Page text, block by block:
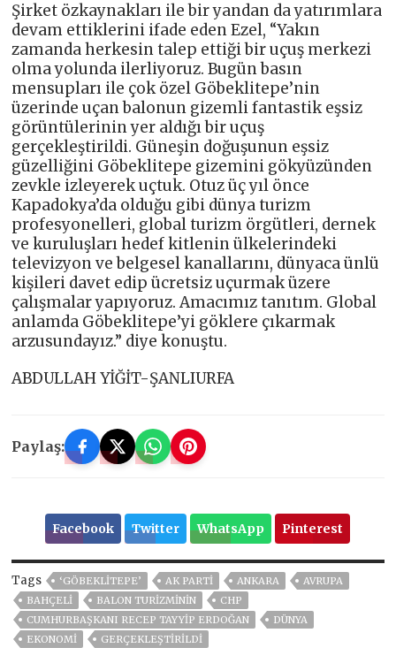
Şirket özkaynakları ile bir yandan da yatırımlara
devam ettiklerini ifade eden Ezel, “Yakın
zamanda herkesin talep ettiği bir uçuş merkezi
olma yolunda ilerliyoruz. Bugün basın
mensupları ile çok özel Göbeklitepe’nin
üzerinde uçan balonun gizemli fantastik eşsiz
görüntülerinin yer aldığı bir uçuş
gerçekleştirildi. Güneşin doğuşunun eşsiz
güzelliğini Göbeklitepe gizemini gökyüzünden
zevkle izleyerek uçtuk. Otuz üç yıl önce
Kapadokya’da olduğu gibi dünya turizm
profesyonelleri, global turizm örgütleri, dernek
ve kuruluşları hedef kitlenin ülkelerindeki
televizyon ve belgesel kanallarını, dünyaca ünlü
kişileri davet edip ücretsiz uçurmak üzere
çalışmalar yapıyoruz. Amacımız tanıtım. Global
anlamda Göbeklitepe’yi göklere çıkarmak
arzusundayız.” diye konuştu.
ABDULLAH YİĞİT-ŞANLIURFA
Paylaş:
Facebook Twitter WhatsApp Pinterest
Tags ‘GÖBEKLİTEPE’ AK PARTİ ANKARA
AVRUPA
BAHÇELİ
BALON TURIZMININ
CHP
CUMHURBAŞKANI RECEP TAYYIP ERDOĞAN
DÜNYA
EKONOMİ
GERÇEKLEŞTIRILDI